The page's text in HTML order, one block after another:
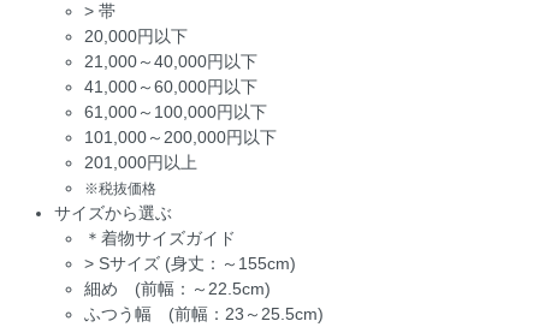
> 帯
20,000円以下
21,000～40,000円以下
41,000～60,000円以下
61,000～100,000円以下
101,000～200,000円以下
201,000円以上
※税抜価格
サイズから選ぶ
＊着物サイズガイド
> Sサイズ (身丈：～155cm)
細め (前幅：～22.5cm)
ふつう幅 (前幅：23～25.5cm)